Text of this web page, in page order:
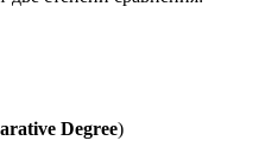
Degree)